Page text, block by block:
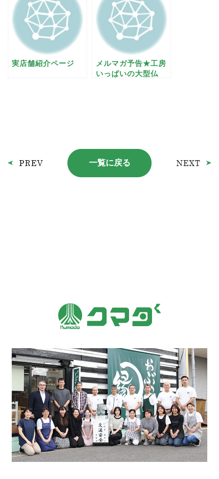
実店舗紹介ページ
メルマガ予告★工房
いっぱいの大型仏
一覧に戻る